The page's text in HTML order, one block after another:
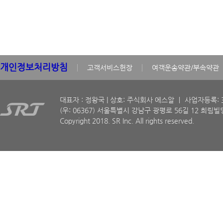
개인정보처리방침 고객서비스헌장 여객운송약관/부속약관
대표자 : 정왕국 | 상호: 주식회사 에스알 ㅣ 사업자등
(우: 06367) 서울특별시 강남구 광평로 56길 12 희림빌
Copyright 2018. SR Inc. All rights reserved.